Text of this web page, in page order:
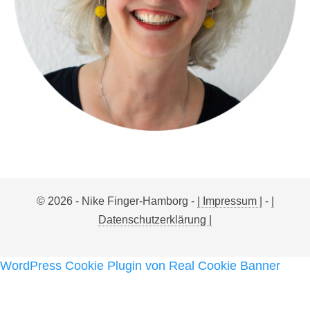
© 2026 - Nike Finger-Hamborg - | Impressum | -
Datenschutzerklärung |
WordPress Cookie Plugin von Real Cookie Banner